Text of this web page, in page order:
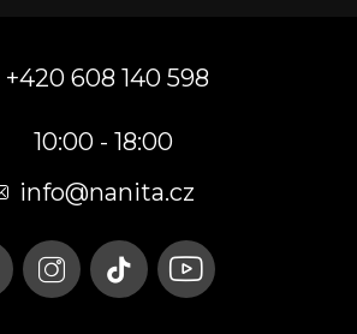
+420 608 140 598
10:00 - 18:00
info@nanita.cz